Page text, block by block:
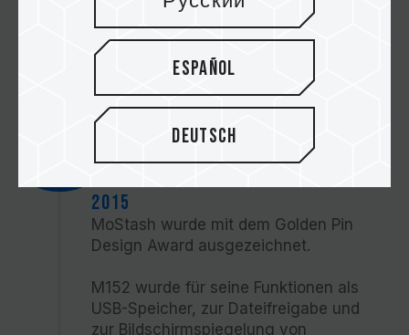
T162 und T-FORCE NIGHT HAWK
wurden mit dem Golden Pin Design
Award ausgezeichnet.
2015
MoStash wurde mit dem Golden Pin
Design Award ausgezeichnet.
M152 wurde für seine Funktionen als
USB-Speicher, zur Dateifreigabe und
zur Bildschirmspiegelung von
Español
Deutsch